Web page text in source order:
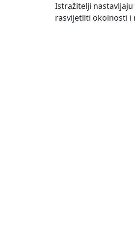
Istražitelji
rasvijetliti okolnosti i